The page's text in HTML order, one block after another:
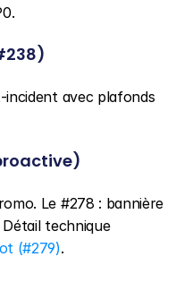
avec plafonds
Le #278 : bannière
technique
(#279).